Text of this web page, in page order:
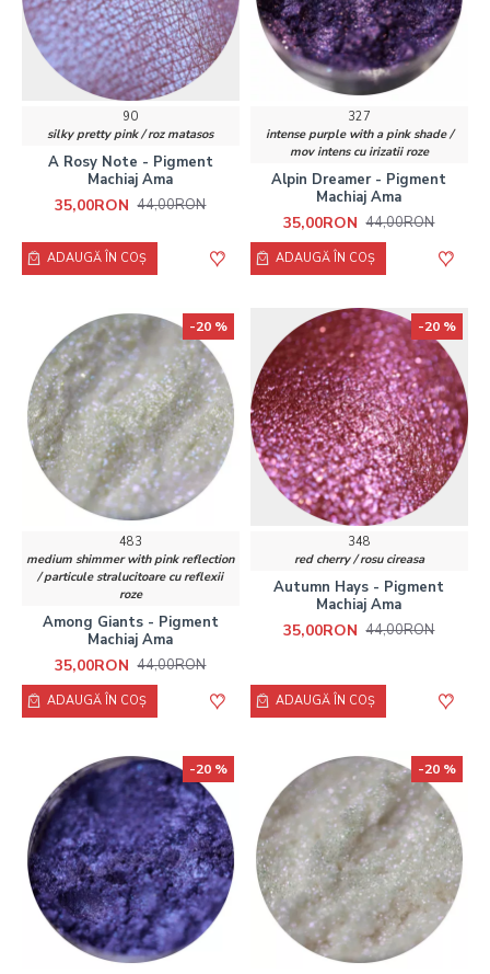
90
silky pretty pink / roz matasos
A Rosy Note - Pigment
Machiaj Ama
35,00RON 44,00RON
ADAUGĂ ÎN COŞ
327
intense purple with a pink shade /
mov intens cu irizatii roze
Alpin Dreamer - Pigment
Machiaj Ama
35,00RON 44,00RON
ADAUGĂ ÎN COŞ
-20 %
483
medium shimmer with pink reflection
/ particule stralucitoare cu reflexii
roze
Among Giants - Pigment
Machiaj Ama
35,00RON 44,00RON
ADAUGĂ ÎN COŞ
-20 %
348
red cherry / rosu cireasa
Autumn Hays - Pigment
Machiaj Ama
35,00RON 44,00RON
ADAUGĂ ÎN COŞ
-20 % -20 %